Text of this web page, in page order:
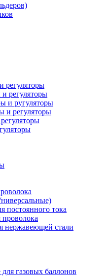
регуляторы
регуляторы
и ругуляторы
и регуляторы
постоянного тока
нержавеющей стали
газовых баллонов